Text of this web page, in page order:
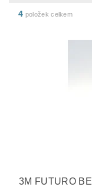
4 položek celkem
3M FUTURO